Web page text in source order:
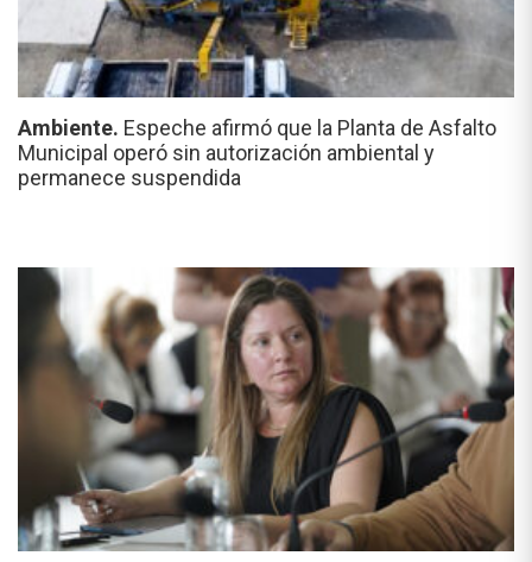
Ambiente. Espeche afirmó que la Planta de Asfalto
Municipal operó sin autorización ambiental y
permanece suspendida